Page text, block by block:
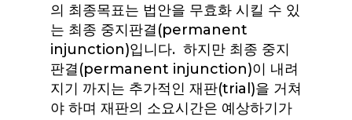
의 최종목표는 법안을 무효화 시킬 수 있
는 최종 중지판결(permanent
injunction)입니다. 하지만 최종 중지
판결(permanent injunction)이 내려
지기 까지는 추가적인 재판(trial)을 거쳐
야 하며 재판의 소요시간은 예상하기가